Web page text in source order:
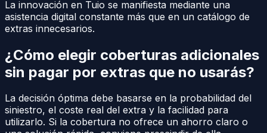
La innovación en Tuio se manifiesta mediante una
asistencia digital constante más que en un catálogo de
extras innecesarios.
¿Cómo elegir coberturas adicionales
sin pagar por extras que no usarás?
La decisión óptima debe basarse en la probabilidad del
siniestro, el coste real del extra y la facilidad para
utilizarlo. Si la cobertura no ofrece un ahorro claro o